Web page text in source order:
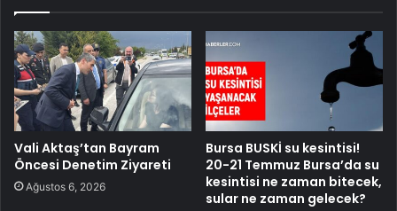
Vali Aktaş’tan Bayram
Öncesi Denetim Ziyareti
Ağustos 6, 2026
Bursa BUSKİ su kesintisi!
20-21 Temmuz Bursa’da su
kesintisi ne zaman bitecek,
sular ne zaman gelecek?